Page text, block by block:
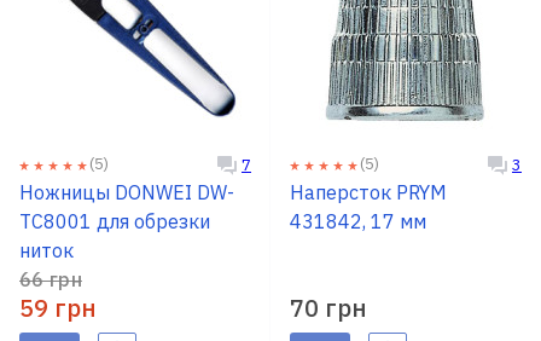
(5) 7
Ножницы DONWEI DW-
TC8001 для обрезки
ниток
66 грн
59 грн
(5) 3
Наперсток PRYM
431842, 17 мм
70 грн